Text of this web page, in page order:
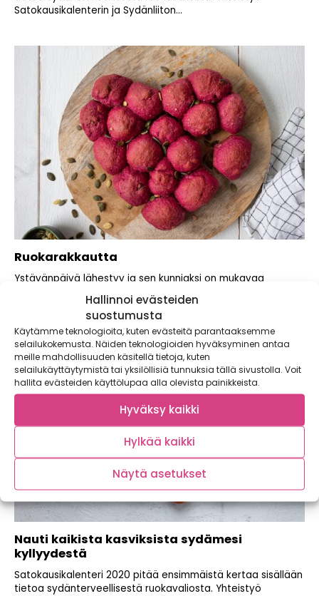
Hallinnoi evästeiden
suostumusta
Käytämme teknologioita, kuten evästeitä parantaaksemme
selailukokemusta. Näiden teknologioiden hyväksyminen antaa
meille mahdollisuuden käsitellä tietoja, kuten
selailukäyttäytymistä tai yksilöllisiä tunnuksia tällä sivustolla. Voit
hallita evästeiden käyttölupaa alla olevista painikkeista.
Hyväksy kaikki
Hylkää kaikki
Näytä asetukset
Satokausikalenterin ja Sydänliiton...
Ruokarakkautta
Ystävänpäivä lähestyy ja sen kunniaksi on mukavaa
näyttää ystävälle tai rakkaalle välittämistä konkreettisella...
Nauti kaikista kasviksista sydämesi
kyllyydestä
Satokausikalenteri 2020 pitää ensimmäistä kertaa sisällään
tietoa sydänterveellisestä ruokavaliosta. Yhteistyö